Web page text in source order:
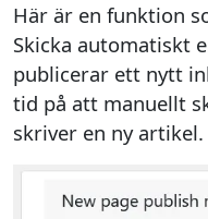
Här är en funktion
Skicka automatiskt
publicerar ett nytt
tid på att manuellt
skriver en ny artikel.